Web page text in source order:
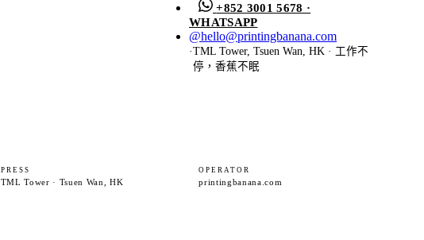
+852 3001 5678 ·
WHATSAPP
@hello@printingbanana.com
·TML Tower, Tsuen Wan, HK · 工作不
停，香蕉不眠
PRESS
TML Tower · Tsuen Wan, HK
OPERATOR
printingbanana.com